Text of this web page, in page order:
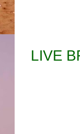
LIVE